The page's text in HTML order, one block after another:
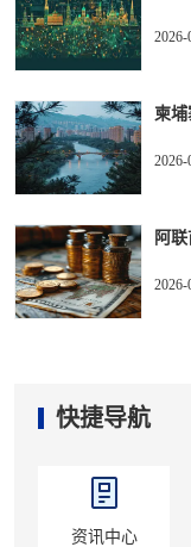
2026-
柬
2026-
阿
2026-
快捷导航
资讯中心